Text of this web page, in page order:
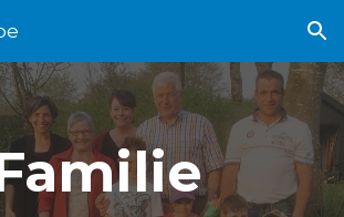
Skip to navigation